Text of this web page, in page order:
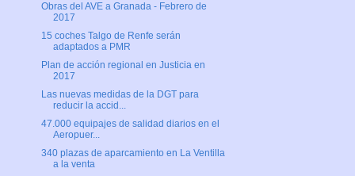
Obras del AVE a Granada - Febrero de
2017
15 coches Talgo de Renfe serán
adaptados a PMR
Plan de acción regional en Justicia en
2017
Las nuevas medidas de la DGT para
reducir la accid...
47.000 equipajes de salidad diarios en el
Aeropuer...
340 plazas de aparcamiento en La Ventilla
a la venta